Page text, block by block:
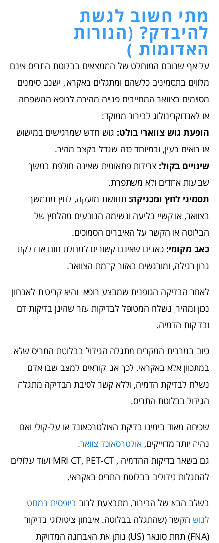
מתי חשוב לגשת
להיבדק? (הנורות
האדומות )
על אף שרובם המוחלט של הממצאים בבלוטת התריס אינם
מלווים בתסמינים כלשהם ומתגלים באקראי, ישנם סימנים
מסוימים בצוואר המחייבים פנייה מהירה לרופא המשפחה
או לאנדוקרינולוג לבירור ממוקד:
הופעת גוש צווארי בולט: גוש חדש שמרגישים במישוש
או רואים בעין, ובמיוחד כזה שגדל בקצב מהיר.
שינויים בקול: צרידות פתאומית שאינה חולפת במשך
שבועות אחדים ולא משתפרת.
תסמיני לחץ ומכניקה: תחושת מועקה, לחץ מתמשך
בצוואר, או קשיי בליעה ונשימה הנובעים מהלחץ של
הבלוטה או הקשר על האיברים הסמוכים.
כאב מקומי: כאבים שאינם קשורים למחלת חום או דלקת
גרון רגילה, ומורגשים באזור קדמת הצוואר.
לאחר הבדיקה הגופנית שמבצע רופא והיא קריטית לאבחון
נכון ומהיר, נשלח המטופל לבדיקות עזר שהינן בדיקות דם
ובדיקות הדמיה.
כיום במרבית המקרים מתגלה הגידול בבלוטת התריס שלא
במתכוון אלא באקראי. לכך אנו קוראים למצב שבו אדם
נשלח לבדיקת הדמיה, וללא קשר לסיבת הבדיקה מתגלה
הגידול בבלוטת התריס.
שכיחה מאוד בימינו בדיקת האולטרסאונד או על-קולי ואם
נהיה יותר מדוייקים, אולטרסאונד צוואר.
גם בשאר בדיקות ההדמיה , MRI CT, PET-CT ועוד עלולים
להתגלות גידולים בבלוטת התריס באקראי.
בשלב הבא של הבירור, מתבצעת לרוב ביופסית במחט
לגוש הקשר (שהתגלה בבלוטה. איבחון ציטולוגי בדיקור
(FNA) תחת סונאר (US) נותן את האבחנה המדויקת